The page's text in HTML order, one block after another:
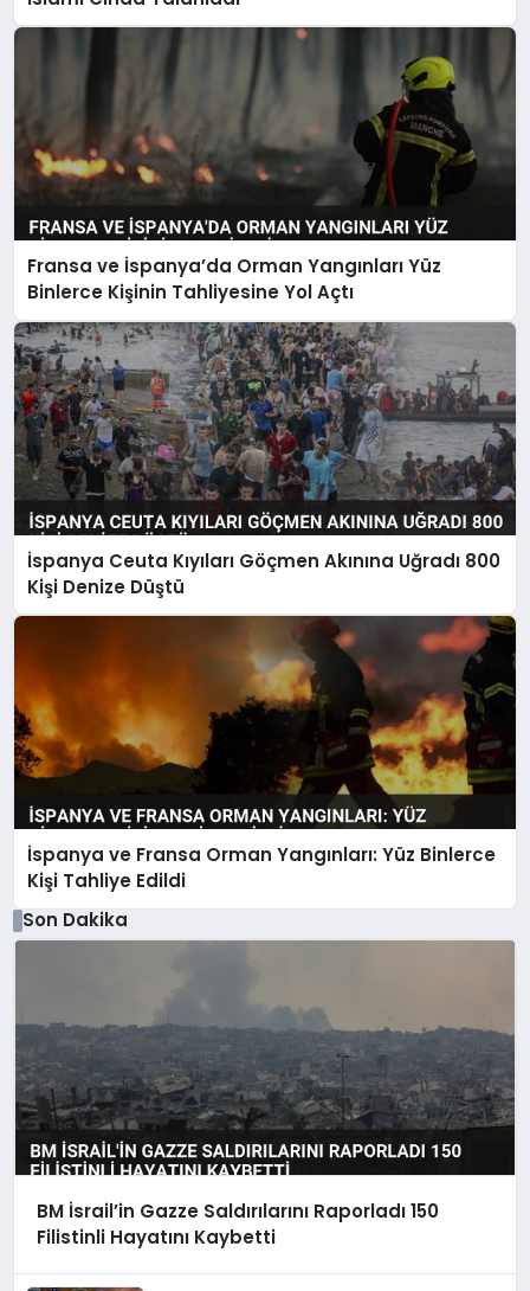
Fransa ve İspanya’da Orman Yangınları Yüz
Binlerce Kişinin Tahliyesine Yol Açtı
İspanya Ceuta Kıyıları Göçmen Akınına Uğradı 800
Kişi Denize Düştü
İspanya ve Fransa Orman Yangınları: Yüz Binlerce
Kişi Tahliye Edildi
Son Dakika
BM İsrail’in Gazze Saldırılarını Raporladı 150
Filistinli Hayatını Kaybetti